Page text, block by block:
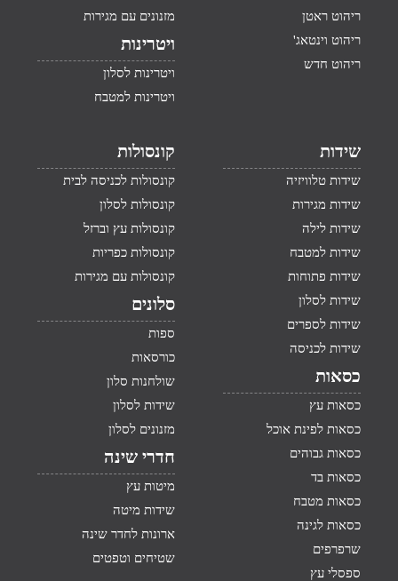
ריהוט ראטן
ריהוט וינטאג'
ריהוט חדש
מזנונים עם מגירות
ויטרינות
ויטרינות לסלון
ויטרינות למטבח
שידות
שידות טלוויזיה
שידות מגירות
שידות לילה
שידות למטבח
שידות פתוחות
שידות לסלון
שידות לספרים
שידות לכניסה
כסאות
כסאות עץ
כסאות לפינת אוכל
כסאות גבוהים
כסאות בד
כסאות מטבח
כסאות לגינה
שרפרפים
ספסלי עץ
קונסולות
קונסולות לכניסה לבית
קונסולות לסלון
קונסולות עץ וברזל
קונסולות כפריות
קונסולות עם מגירות
סלונים
ספות
כורסאות
שולחנות סלון
שידות לסלון
מזנונים לסלון
חדרי שינה
מיטות עץ
שידות מיטה
ארונות לחדר שינה
שטיחים וטפטים